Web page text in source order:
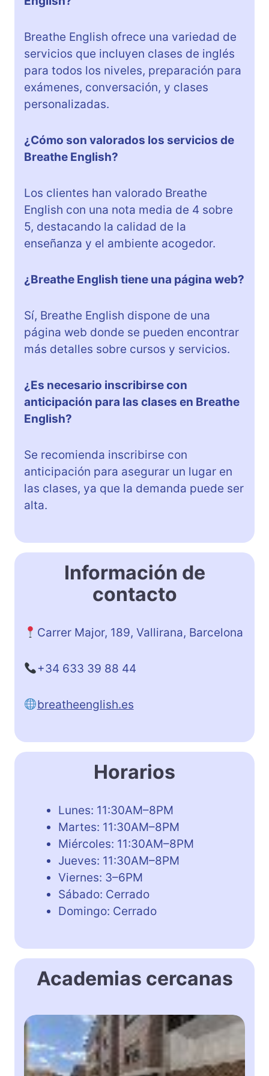
Breathe English ofrece una variedad de
servicios que incluyen clases de inglés
para todos los niveles, preparación para
exámenes, conversación, y clases
personalizadas.
¿Cómo son valorados los servicios de
Breathe English?
Los clientes han valorado Breathe
English con una nota media de 4 sobre
5, destacando la calidad de la
enseñanza y el ambiente acogedor.
¿Breathe English tiene una página web?
Sí, Breathe English dispone de una
página web donde se pueden encontrar
más detalles sobre cursos y servicios.
¿Es necesario inscribirse con
anticipación para las clases en Breathe
English?
Se recomienda inscribirse con
anticipación para asegurar un lugar en
las clases, ya que la demanda puede ser
alta.
Información de
contacto
Carrer Major, 189, Vallirana, Barcelona
+34 633 39 88 44
breatheenglish.es
Horarios
Lunes: 11:30AM–8PM
Martes: 11:30AM–8PM
Miércoles: 11:30AM–8PM
Jueves: 11:30AM–8PM
Viernes: 3–6PM
Sábado: Cerrado
Domingo: Cerrado
Academias cercanas
K
d